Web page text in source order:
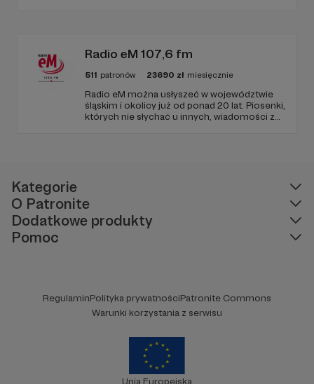
Radio eM 107,6 fm
511 patronów 23690 zł miesięcznie
Radio eM można usłyszeć w województwie
śląskim i okolicy już od ponad 20 lat. Piosenki,
których nie słychać u innych, wiadomości z
Kategorie
O Patronite
Dodatkowe produkty
Pomoc
RegulaminPolityka prywatnościPatronite Commons
Warunki korzystania z serwisu
Unia Europejska